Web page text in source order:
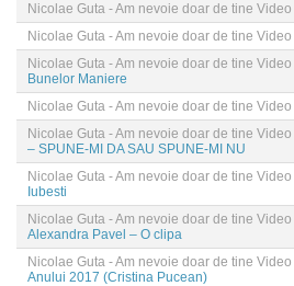
Nicolae Guta - Am nevoie doar de tine Video
Nicolae Guta - Am nevoie doar de tine Video
Nicolae Guta - Am nevoie doar de tine Video
Bunelor Maniere
Nicolae Guta - Am nevoie doar de tine Video
Nicolae Guta - Am nevoie doar de tine Video
– SPUNE-MI DA SAU SPUNE-MI NU
Nicolae Guta - Am nevoie doar de tine Video
Iubesti
Nicolae Guta - Am nevoie doar de tine Video
Alexandra Pavel – O clipa
Nicolae Guta - Am nevoie doar de tine Video
Anului 2017 (Cristina Pucean)